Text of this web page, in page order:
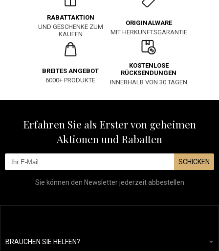
RABATTAKTION
UND GESCHENKE ZUM
KAUFEN
ORIGINALWARE
MIT HERKUNFTSGARANTIE
BREITES ANGEBOT
6000+ PRODUKTE
KOSTENLOSE
RÜCKSENDUNGEN
INNERHALB VON 30 TAGEN
Erfahren Sie als Erster von geheimen
Aktionen und Rabatten
SCHICKEN
Sie können den Newsletter jederzeit abbestellen
BRAUCHEN SIE HELFEN?
info@mapeja.de